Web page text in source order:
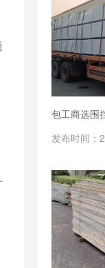
包工商选围
发布时间：